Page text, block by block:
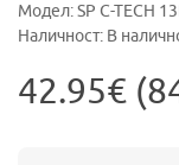
Модел: SP C-TECH
Наличност: В
42.95€